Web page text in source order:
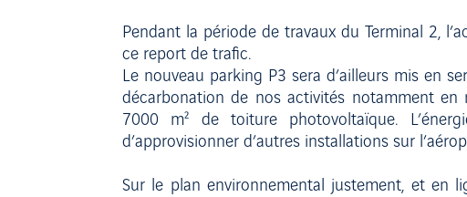
Pendant la période de travaux du Terminal 2,
ce report de trafic.
Le nouveau parking P3 sera d’ailleurs mis en
décarbonation de nos activités notamment en
7000 m² de toiture photovoltaïque.
d’approvisionner d’autres installations sur
Sur le plan environnemental justement, et en